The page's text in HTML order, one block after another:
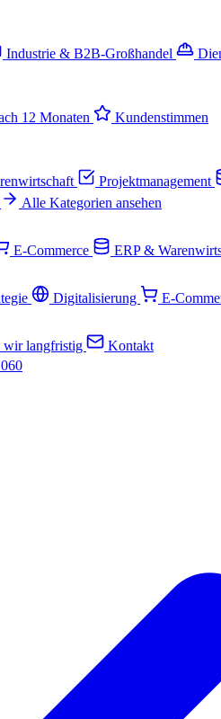
Industrie & B2B-Großhandel
12 Monaten
Kundenstimmen
Projektmanagement
Alle Kategorien ansehen
E-Commerce ERP &
Digitalisierung E-
wir langfristig
Kontakt